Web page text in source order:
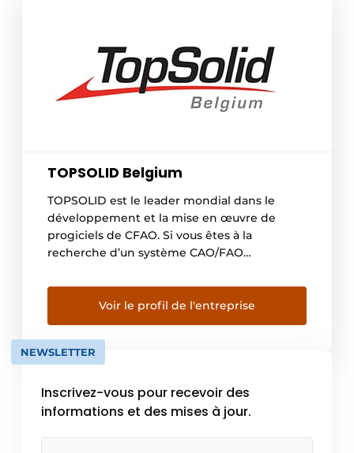
TOPSOLID Belgium
TOPSOLID est le leader mondial dans le
développement et la mise en œuvre de
progiciels de CFAO. Si vous êtes à la
recherche d’un système CAO/FAO
modifications des dessins sont directement
liées à la production, n’hésitez plus.
Importation et exportation de fichiers,
modification de dessins, création de
géométrie, développement […]
Voir le profil de l'entreprise
NEWSLETTER
Inscrivez-vous pour recevoir des
informations et des mises à jour.